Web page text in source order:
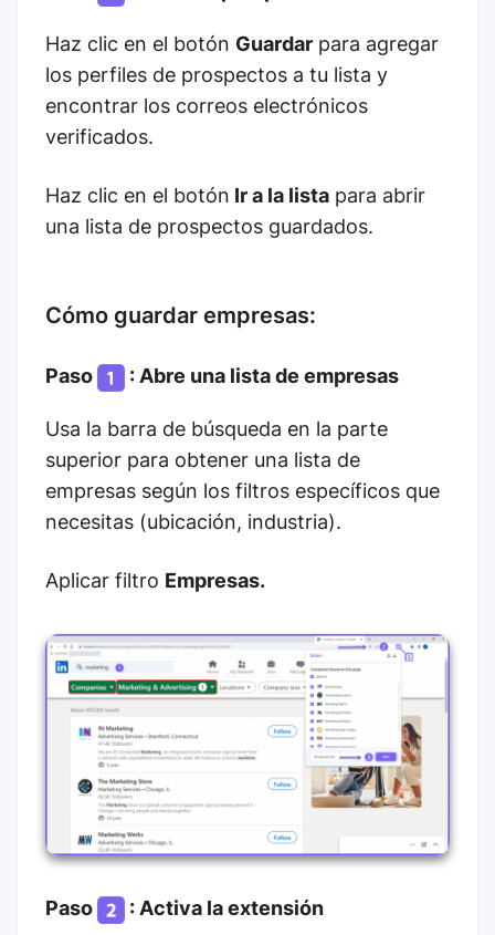
Haz clic en el botón Guardar para agregar
los perfiles de prospectos a tu lista y
encontrar los correos electrónicos
verificados.
Haz clic en el botón Ir a la lista para abrir
una lista de prospectos guardados.
Cómo guardar empresas:
Paso : Abre una lista de empresas
Usa la barra de búsqueda en la parte
superior para obtener una lista de
empresas según los filtros específicos que
necesitas (ubicación, industria).
Aplicar filtro Empresas.
Paso : Activa la extensión